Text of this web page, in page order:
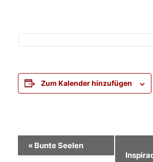
Zum Kalender hinzufügen
Veranstaltung-
« Bunte Seelen